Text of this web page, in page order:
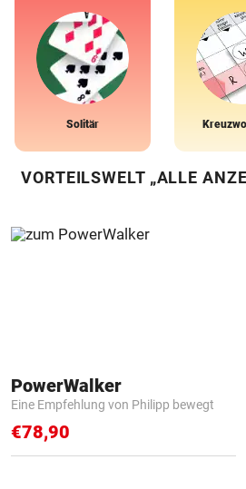
Solitär
VORTEILSWELT „ALLE
PowerWalker
Eine Empfehlung von Philipp bewegt
€78,90